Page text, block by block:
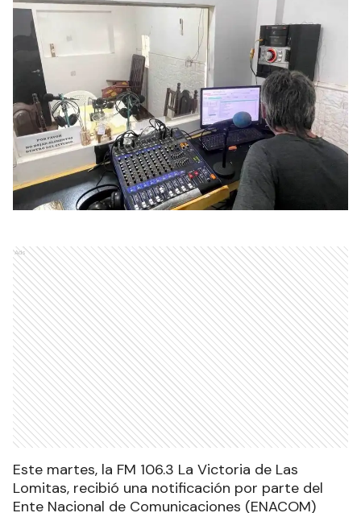
Ads
Este martes, la FM 106.3 La Victoria de Las
Lomitas, recibió una notificación por parte del
Ente Nacional de Comunicaciones (ENACOM)